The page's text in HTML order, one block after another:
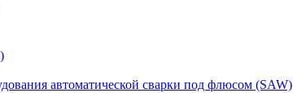
автоматической сварки под флюсом (SAW)